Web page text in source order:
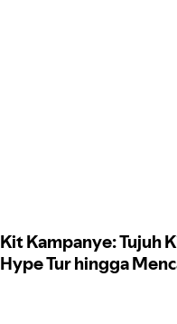
Kit Kampanye: Tujuh
Hype Tur hingga